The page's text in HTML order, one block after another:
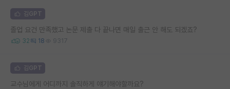
김GPT
졸업 요건 만족했고 논문 제출 다 끝나면 매일 출근 안 해도 되겠죠?
32 18 9317
김GPT
교수님에게 어디까지 솔직하게 얘기해야할까요?